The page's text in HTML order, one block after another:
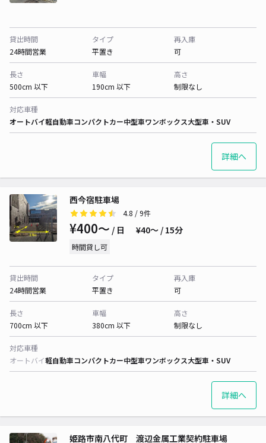
貸出時間
24時間営業
タイプ
平置き
再入庫
可
長さ
500cm 以下
車幅
190cm 以下
高さ
制限なし
対応車種
オートバイ軽自動車コンパクトカー中型車ワンボックス大型車・SUV
詳細へ
西今宿駐車場
4.8 / 9件
¥400〜 / 日 ¥40〜 / 15分
時間貸し可
貸出時間
24時間営業
タイプ
平置き
再入庫
可
長さ
700cm 以下
車幅
380cm 以下
高さ
制限なし
対応車種
オートバイ軽自動車コンパクトカー中型車ワンボックス大型車・SUV
詳細へ
姫路市南八代町 渡辺金属工業契約駐車場